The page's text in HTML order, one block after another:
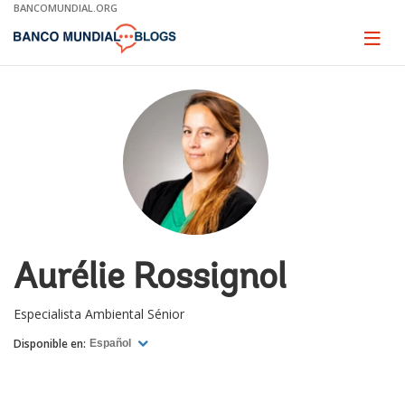
Skip
Main
BANCOMUNDIAL.ORG
Page
Aurélie Rossignol
Especialista Ambiental Sénior
Disponible en: Español